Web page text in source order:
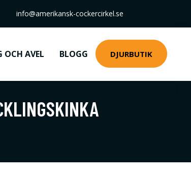
info@amerikansk-cockercirkel.se
OCH AVEL BLOGG DJURBUTIK